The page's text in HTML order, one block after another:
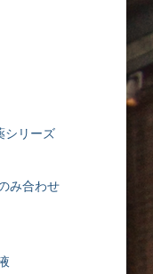
シリーズ
み合わせ